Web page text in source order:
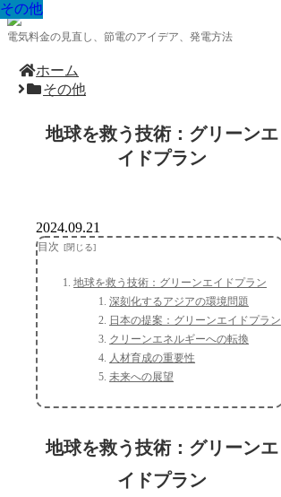
電気料金の見直し、節電のアイデア、発電方法
ホーム
その他
地球を救う技術：グリーンエ
イドプラン
その他
2024.09.21
目次
地球を救う技術：グリーンエイドプラン
深刻化するアジアの環境問題
日本の提案：グリーンエイドプラン
クリーンエネルギーへの転換
人材育成の重要性
未来への展望
地球を救う技術：グリーンエ
イドプラン
その他
その他
その他
その他
その他
その他
その他
その他